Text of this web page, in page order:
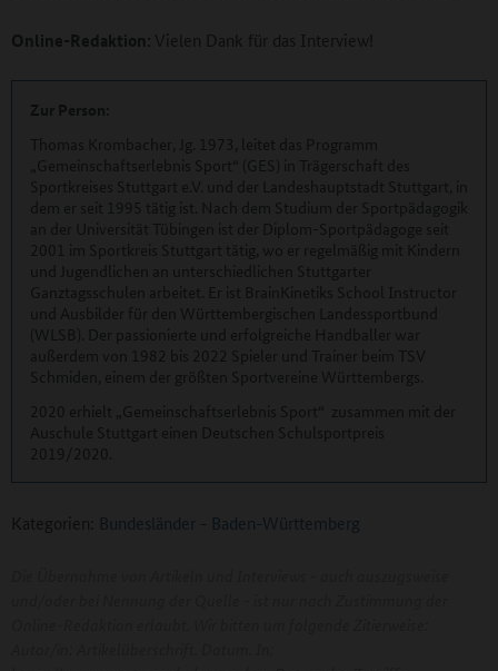
Online-Redaktion: Vielen Dank für das Interview!
Kategorien: Bundesländer - Baden-Württemberg